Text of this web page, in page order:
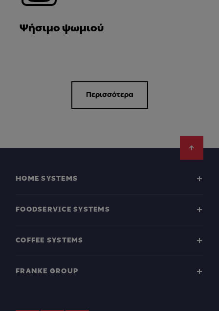
Ψήσιμο ψωμιού
Περισσότερα
HOME SYSTEMS
FOODSERVICE SYSTEMS
COFFEE SYSTEMS
FRANKE GROUP